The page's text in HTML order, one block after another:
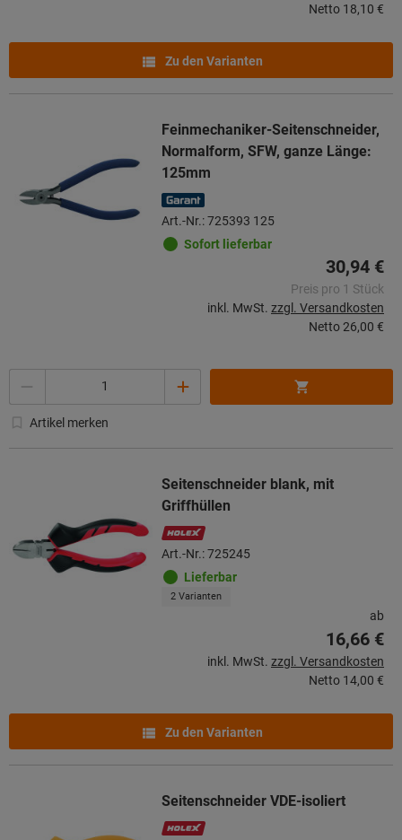
Netto 18,10 €
Zu den Varianten
Feinmechaniker-Seitenschneider,
Normalform, SFW, ganze Länge:
125mm
Art.-Nr.: 725393 125
Sofort lieferbar
30,94 €
Preis pro 1 Stück
inkl. MwSt. zzgl. Versandkosten
Netto26,00 €
Artikel merken
Seitenschneider blank, mit
Griffhüllen
Art.-Nr.: 725245
Lieferbar
2 Varianten
ab
16,66 €
inkl. MwSt. zzgl. Versandkosten
Netto 14,00 €
Zu den Varianten
Seitenschneider VDE-isoliert